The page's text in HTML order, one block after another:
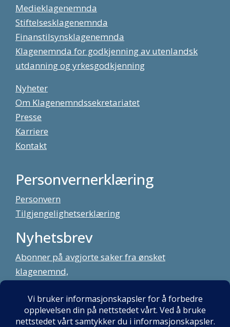
Medieklagenemnda
Stiftelsesklagenemnda
Finanstilsynsklagenemnda
Klagenemnda for godkjenning av utenlandsk
utdanning og yrkesgodkjenning
Nyheter
Om Klagenemndssekretariatet
Presse
Karriere
Kontakt
Personvernerklæring
Personvern
Tilgjengelighetserklæring
Nyhetsbrev
Abonner på avgjorte saker fra ønsket
klagenemnd,